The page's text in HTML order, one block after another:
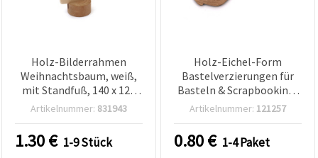
Holz-Bilderrahmen
Weihnachtsbaum, weiß,
mit Standfuß, 140 x 120
mm
Artikelnummer: 831943
1.30€ 1-9 Stück
Holz-Eichel-Form
Bastelverzierungen für
Basteln & Scrapbooking,
30×37×3 mm, natur – 10
Artikelnummer: 121257
0.80€ 1-4 Paket